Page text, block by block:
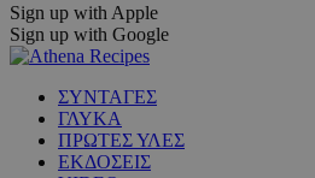
Sign up with Apple
Sign up with Google
ΣΥΝΤΑΓΕΣ
ΓΛΥΚΑ
ΠΡΩΤΕΣ ΥΛΕΣ
ΕΚΔΟΣΕΙΣ